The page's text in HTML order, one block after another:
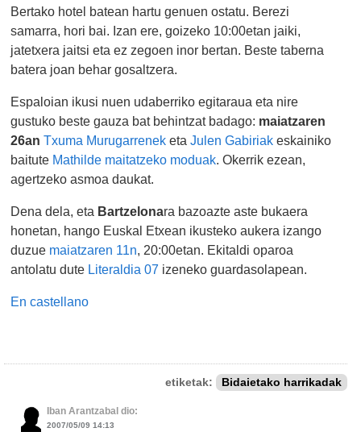
Bertako hotel batean hartu genuen ostatu. Berezi
samarra, hori bai. Izan ere, goizeko 10:00etan jaiki,
jatetxera jaitsi eta ez zegoen inor bertan. Beste taberna
batera joan behar gosaltzera.
Espaloian ikusi nuen udaberriko egitaraua eta nire
gustuko beste gauza bat behintzat badago: maiatzaren
26an Txuma Murugarrenek etaJulen Gabiriak eskainiko
baitute Mathilde maitatzeko moduak. Okerrik ezean,
agertzeko asmoa daukat.
Dena dela, eta Bartzelonara bazoazte aste bukaera
honetan, hango Euskal Etxean ikusteko aukera izango
duzue maiatzaren 11n, 20:00etan. Ekitaldi oparoa
antolatu dute Literaldia 07 izeneko guardasolapean.
En castellano
etiketak: Bidaietako harrikadak
Iban Arantzabal dio:
2007/05/09 14:13